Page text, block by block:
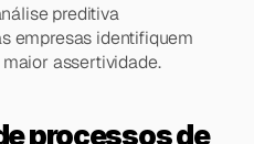
preditiva
empresas identifiquem
assertividade.
processos de